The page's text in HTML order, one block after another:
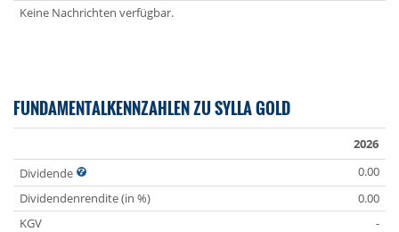
Keine Nachrichten verfügbar.
FUNDAMENTALKENNZAHLEN ZU SYLLA GOLD
2026
Dividende
0.00
Dividendenrendite (in %)
0.00
KGV
-